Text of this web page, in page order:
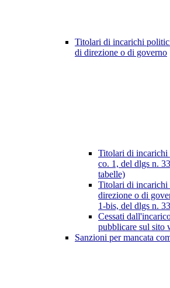
Titolari di incarichi
di direzione o di governo
Titolari di
co. 1, del dlgs n.
tabelle)
Titolari di incarichi
direzione o di
1-bis, del dlgs n.
Cessati
pubblicare sul sito
Sanzioni per mancata